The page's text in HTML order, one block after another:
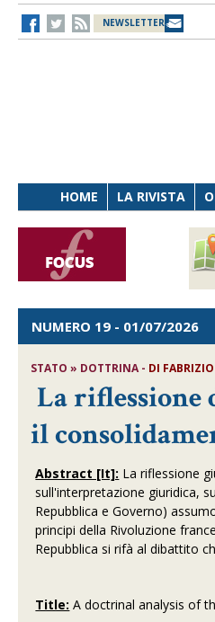
NEWSLETTER
HOME LA RIVISTA
NUMERO 19 - 01/07/2026
STATO » DOTTRINA - DI
La riflessione
il
Abstract [It]: La riflessione
sull'interpretazione giuridica,
Repubblica e Governo)
principi della Rivoluzione
Repubblica si rifà al dibattito
Title: A doctrinal analysis of